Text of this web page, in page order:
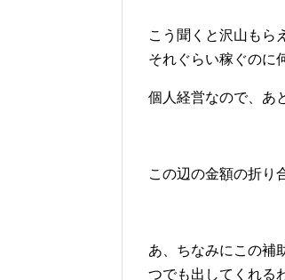
こう聞くと沢山もら
それぐらい稼ぐのに
個人経営なので、あ
この辺の金額の折り
あ、ちなみにこの補
つでも出してくれる